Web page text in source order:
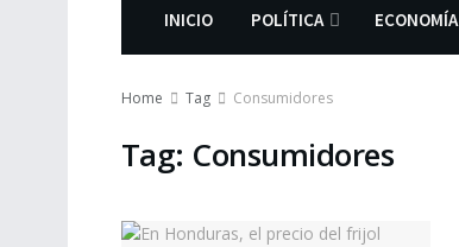
INICIO POLÍTICA ECONOMÍA
Home Tag Consumidores
Tag: Consumidores